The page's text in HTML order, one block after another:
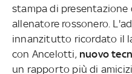
stampa di presentazione
allenatore rossonero.
innanzitutto ricordato il
con Ancelotti, nuovo
un rapporto più di